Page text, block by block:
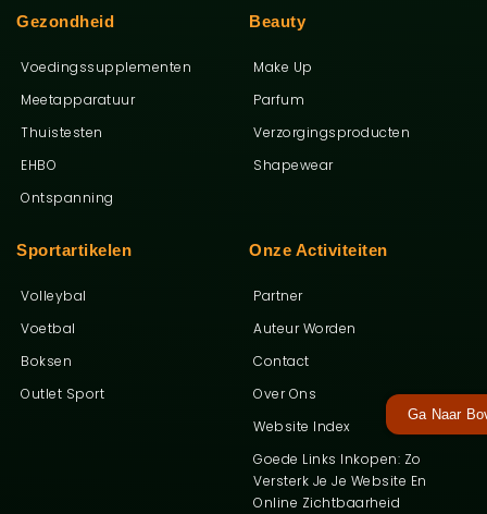
Ga Naar
Onze Activiteiten
Partner
Auteur Worden
Contact
Over Ons
Website Index
Goede Links Inkopen: Zo
Versterk Je Je Website En
Online Zichtbaarheid
Sportartikelen
Volleybal
Voetbal
Boksen
Outlet Sport
Beauty
Make Up
Parfum
Verzorgingsproducten
Shapewear
Gezondheid
Voedingssupplementen
Meetapparatuur
Thuistesten
EHBO
Ontspanning